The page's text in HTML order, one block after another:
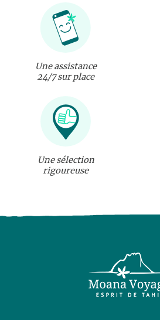
Une assistance
24/7 sur place
Une sélection
rigoureuse